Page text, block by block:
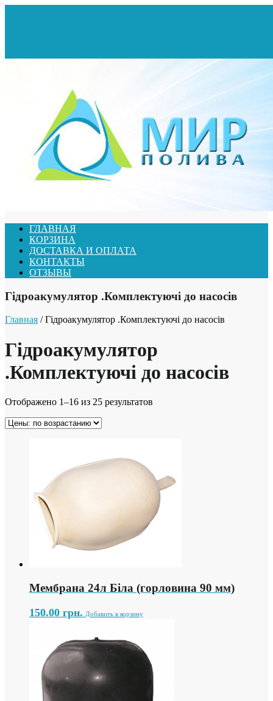
ГЛАВНАЯ
КОРЗИНА
ДОСТАВКА И ОПЛАТА
КОНТАКТЫ
ОТЗЫВЫ
Гідроакумулятор .Комплектуючі до насосів
Главная / Гідроакумулятор .Комплектуючі до насосів
Гідроакумулятор
.Комплектуючі до насосів
Отображено 1–16 из 25 результатов
Мембрана 24л Біла (горловина 90 мм)
150.00 грн. Добавить в корзину